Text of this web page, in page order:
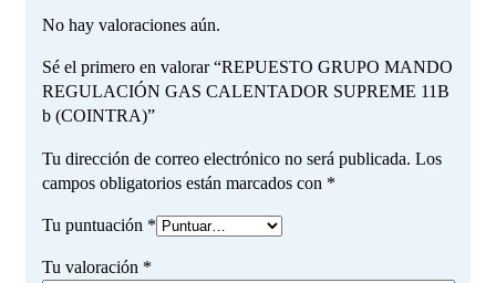
No hay valoraciones aún.
Sé el primero en valorar “REPUESTO GRUPO MANDO
REGULACIÓN GAS CALENTADOR SUPREME 11B
b (COINTRA)”
Tu dirección de correo electrónico no será publicada. Los
campos obligatorios están marcados con *
Tu puntuación *
Tu valoración *